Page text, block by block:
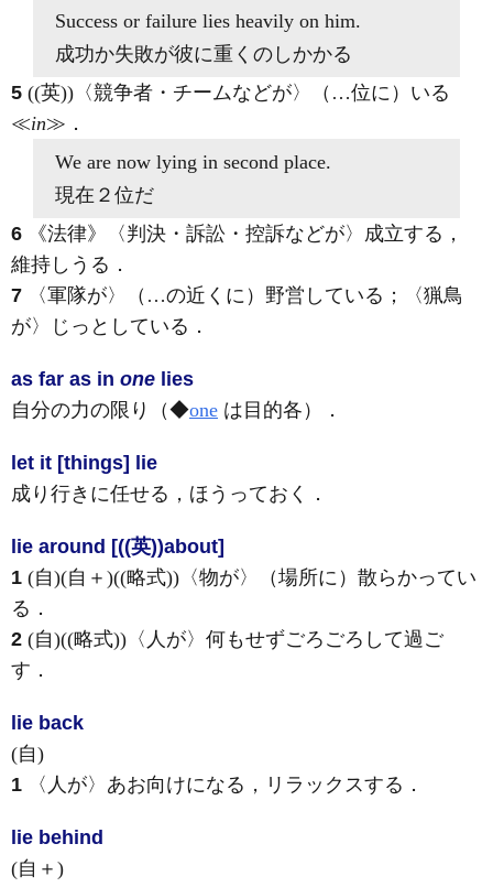
Success or failure lies heavily on him.
成功か失敗が彼に重くのしかかる
5 ((英))〈競争者・チームなどが〉（…位に）いる
≪in≫ ．
We are now lying in second place.
現在２位だ
6
《法律》
〈判決・訴訟・控訴などが〉成立する，
維持しうる ．
7 〈軍隊が〉（…の近くに）野営している；〈猟鳥
が〉じっとしている ．
as far as in one lies
自分の力の限り（◆one は目的各） ．
let it [things] lie
成り行きに任せる，ほうっておく
．
lie around [((英))about]
1 (自)(自＋)((略式))〈物が〉（場所に）散らかってい
る ．
2 (自)((略式))〈人が〉何もせずごろごろして過ご
す ．
lie back
(自)
1 〈人が〉あお向けになる，リラックスする ．
lie behind
(自＋)